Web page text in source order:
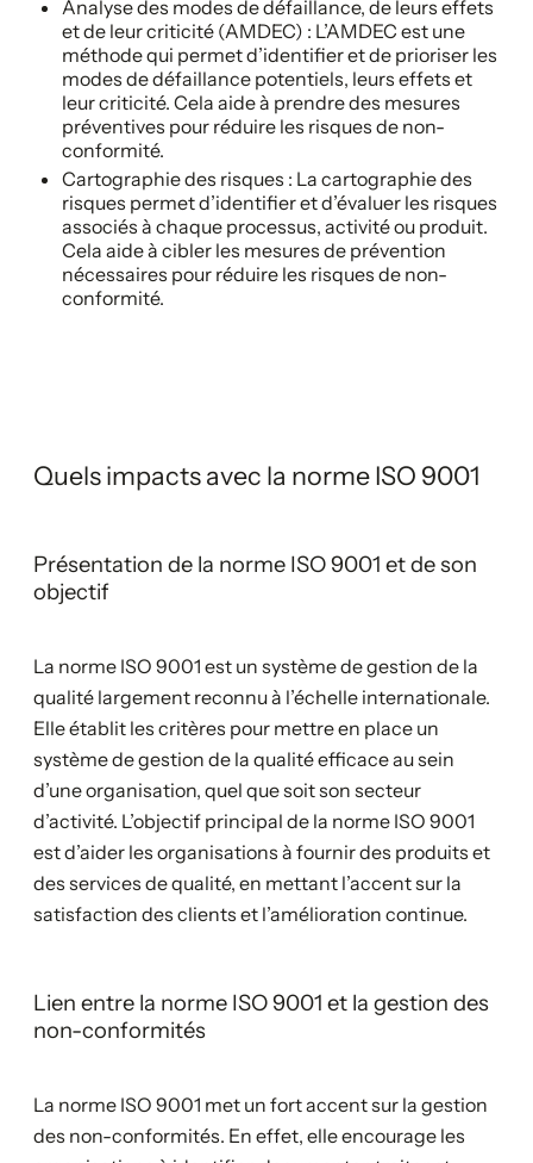
Analyse des modes de défaillance, de leurs effets
et de leur criticité (AMDEC) : L’AMDEC est une
méthode qui permet d’identifier et de prioriser les
modes de défaillance potentiels, leurs effets et
leur criticité. Cela aide à prendre des mesures
préventives pour réduire les risques de non-
conformité.
Cartographie des risques : La cartographie des
risques permet d’identifier et d’évaluer les risques
associés à chaque processus, activité ou produit.
Cela aide à cibler les mesures de prévention
nécessaires pour réduire les risques de non-
conformité.
Quels impacts avec la norme ISO 9001
Présentation de la norme ISO 9001 et de son
objectif
La norme ISO 9001 est un système de gestion de la
qualité largement reconnu à l’échelle internationale.
Elle établit les critères pour mettre en place un
système de gestion de la qualité efficace au sein
d’une organisation, quel que soit son secteur
d’activité. L’objectif principal de la norme ISO 9001
est d’aider les organisations à fournir des produits et
des services de qualité, en mettant l’accent sur la
satisfaction des clients et l’amélioration continue.
Lien entre la norme ISO 9001 et la gestion des
non-conformités
La norme ISO 9001 met un fort accent sur la gestion
des non-conformités. En effet, elle encourage les